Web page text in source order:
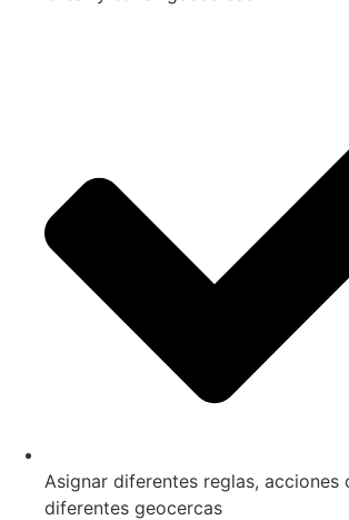
Asignar diferentes reglas, acciones
diferentes geocercas